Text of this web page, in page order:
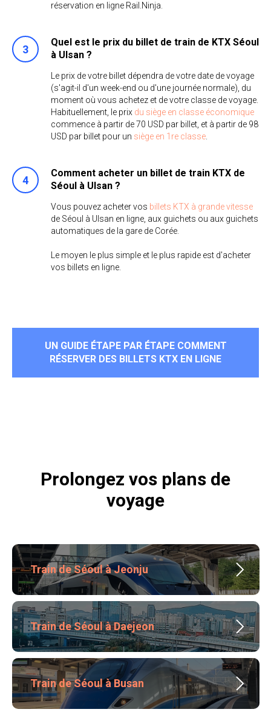
réservation en ligne Rail.Ninja.
Quel est le prix du billet de train de KTX Séoul
à Ulsan ?
Le prix de votre billet dépendra de votre date de voyage
(s'agit-il d'un week-end ou d'une journée normale), du
moment où vous achetez et de votre classe de voyage.
Habituellement, le prix du siège en classe économique
commence à partir de 70 USD par billet, et à partir de 98
USD par billet pour un siège en 1re classe
Comment acheter un billet de train KTX de
Séoul à Ulsan ?
Vous pouvez acheter vos billets KTX à grande vitesse
de Séoul à Ulsan en ligne, aux guichets ou aux guichets
automatiques de la gare de Corée.
Le moyen le plus simple et le plus rapide est d'acheter
vos billets en ligne.
UN GUIDE ÉTAPE PAR ÉTAPE COMMENT
RÉSERVER DES BILLETS KTX EN LIGNE
Prolongez vos plans de
voyage
Train de Séoul à Jeonju
Train de Séoul à Daejeon
Train de Séoul à Busan